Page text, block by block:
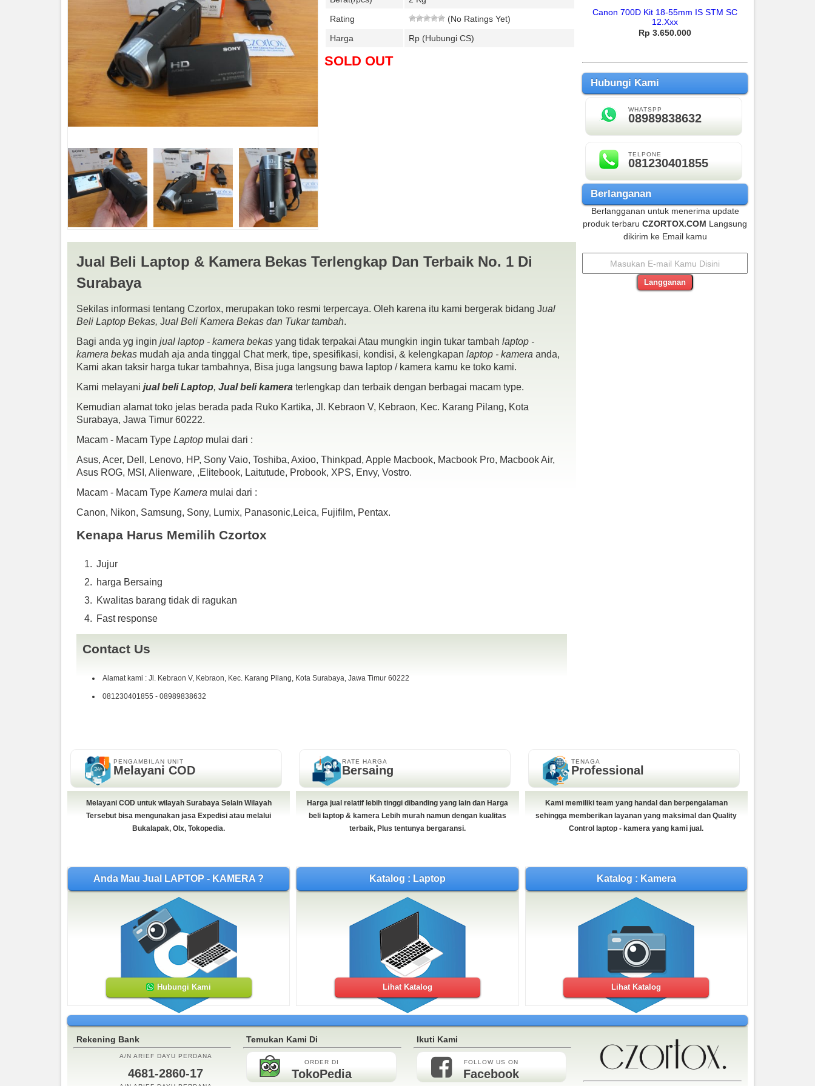
Rating
(No Ratings Yet)
Harga
Rp (Hubungi CS)
SOLD OUT
Spesifikasi:
Camera
Sensor 2.3 Megapixel 1/5.8″ CMOS
Backside Illumination Yes
Color Filter RGB
Zoom Optical: 30x Digital: 350x
Maximum Aperture f/ 1.8 – f/ 4
Kondisi :
batre masih normal
Fisik 90%
kabel data bawaan
fast response W.A 0898 9838 632 Telp 081230401855
COD Kebraon Gang V, Pertokoan Giant Express L05 ( depan Parkiran Motor )
Jual Beli Laptop & Kamera Bekas Terlengkap Dan Terbaik No. 1 Di
Surabaya
Sekilas informasi tentang Czortox, merupakan toko resmi terpercaya. Oleh karena itu kami bergerak bidang Jual
Beli Laptop Bekas, Jual Beli Kamera Bekas dan Tukar tambah.
Bagi anda yg ingin jual laptop - kamera bekasyang tidak terpakai Atau mungkin ingin tukar tambah laptop -
kamera bekasmudah aja anda tinggal Chat merk, tipe, spesifikasi, kondisi, & kelengkapan laptop - kameraanda,
Kami akan taksir harga tukar tambahnya, Bisa juga langsung bawa laptop / kamera kamu ke toko kami.
Kami melayani jual beli Laptop, Jual beli kamera terlengkap dan terbaik dengan berbagai macam type.
Kemudian alamat toko jelas berada pada Ruko Kartika, Jl. Kebraon V, Kebraon, Kec. Karang Pilang, Kota
Surabaya, Jawa Timur 60222.
Macam - Macam Type Laptopmulai dari :
Asus, Acer, Dell, Lenovo, HP, Sony Vaio, Toshiba, Axioo, Thinkpad, Apple Macbook, Macbook Pro, Macbook Air,
Asus ROG, MSI, Alienware, ,Elitebook, Laitutude, Probook, XPS, Envy, Vostro.
Macam - Macam Type Kameramulai dari :
Canon, Nikon, Samsung, Sony, Lumix, Panasonic,Leica, Fujifilm, Pentax.
Kenapa Harus Memilih Czortox
Jujur
harga Bersaing
Kwalitas barang tidak di ragukan
Fast response
Contact Us
Alamat kami : Jl. Kebraon V, Kebraon, Kec. Karang Pilang, Kota Surabaya, Jawa Timur 60222
081230401855 - 08989838632
Lenovo Ideapad 5 i7-1165G7 Ram 16gb
SSD 512 Nvidia GeForce MX450
Rp (Hubungi CS)
Jerpret | Jual Beli Kamera Surabaya
Canon 700D Kit 18-55mm IS STM SC
Asus A412DA AMD Ryzen 5 3500U Ram
Hubungi Kami
WHATSPP
08989838632
TELPONE
081230401855
Berlanganan
Berlangganan untuk menerima update
produk terbaruCZORTOX.COM Langsung
dikirim ke Email kamu
Langganan
PENGAMBILAN UNIT
Melayani COD
Melayani COD untuk wilayah Surabaya Selain Wilayah
Tersebut bisa mengunakan jasa Expedisi atau melalui
Bukalapak, Olx, Tokopedia.
RATE HARGA
Bersaing
Harga jual relatif lebih tinggi dibanding yang lain dan Harga
beli laptop & kamera Lebih murah namun dengan kualitas
terbaik, Plus tentunya bergaransi.
TENAGA
Professional
Kami memiliki team yang handal dan berpengalaman
sehingga memberikan layanan yang maksimal dan Quality
Control laptop - kamera yang kami jual.
Anda Mau Jual LAPTOP - KAMERA ?
Hubungi Kami
Katalog : Laptop
Lihat Katalog
Katalog : Kamera
Lihat Katalog
Rekening Bank
A/N ARIEF DAYU PERDANA
4681-2860-17
Temukan Kami Di
ORDER DI
TokoPedia
Ikuti Kami
FOLLOW US ON
Facebook